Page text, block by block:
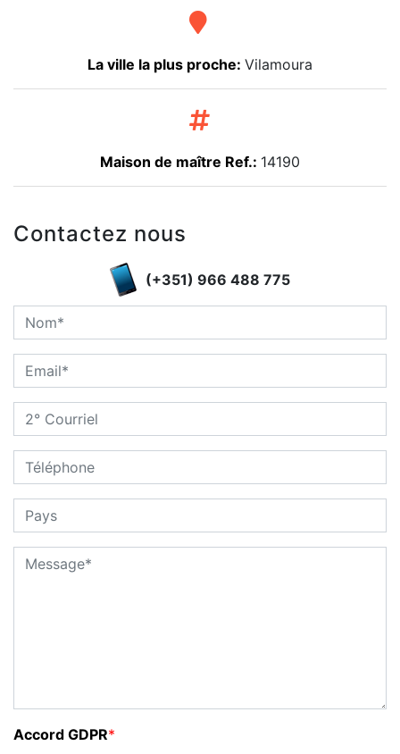
La ville la plus proche: Vilamoura
Maison de maître Ref.: 14190
Contactez nous
(+351) 966 488 775
Accord GDPR*